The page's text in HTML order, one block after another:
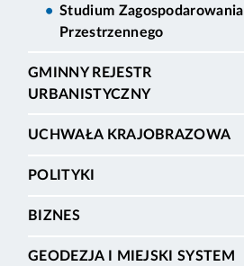
Studium Zagospodarowania
Przestrzennego
GMINNY REJESTR
URBANISTYCZNY
UCHWAŁA KRAJOBRAZOWA
POLITYKI
BIZNES
GEODEZJA I MIEJSKI SYSTEM